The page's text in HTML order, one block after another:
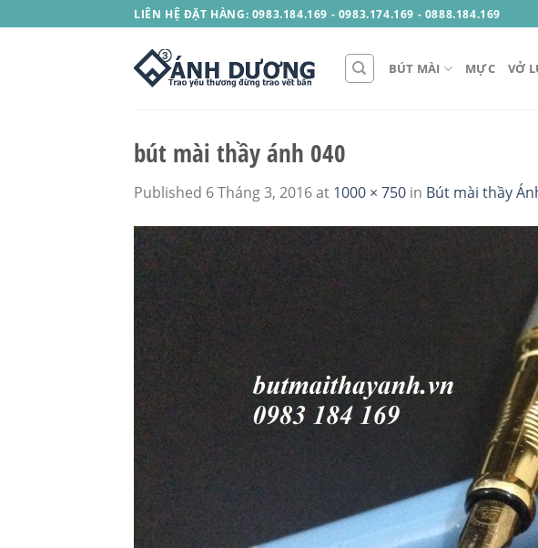
to
LIÊN HỆ ĐẶT HÀNG: 0983.184.169 - 0983.174.169 - 0888.184.169
BÚT MÀI MỰC VỞ
bút mài thầy ánh 040
Published 6 Tháng 3, 2016at 1000 × 750 in Bút mài thầy